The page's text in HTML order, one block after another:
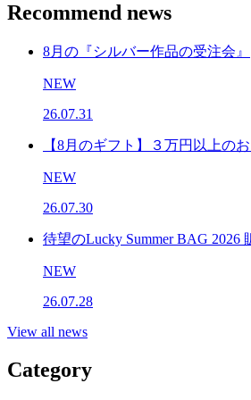
Recommend news
8月の『シルバー作品の受注会』
NEW
26.07.31
【8月のギフト】３万円以上の
NEW
26.07.30
待望のLucky Summer BAG 2026
NEW
26.07.28
View all news
Category